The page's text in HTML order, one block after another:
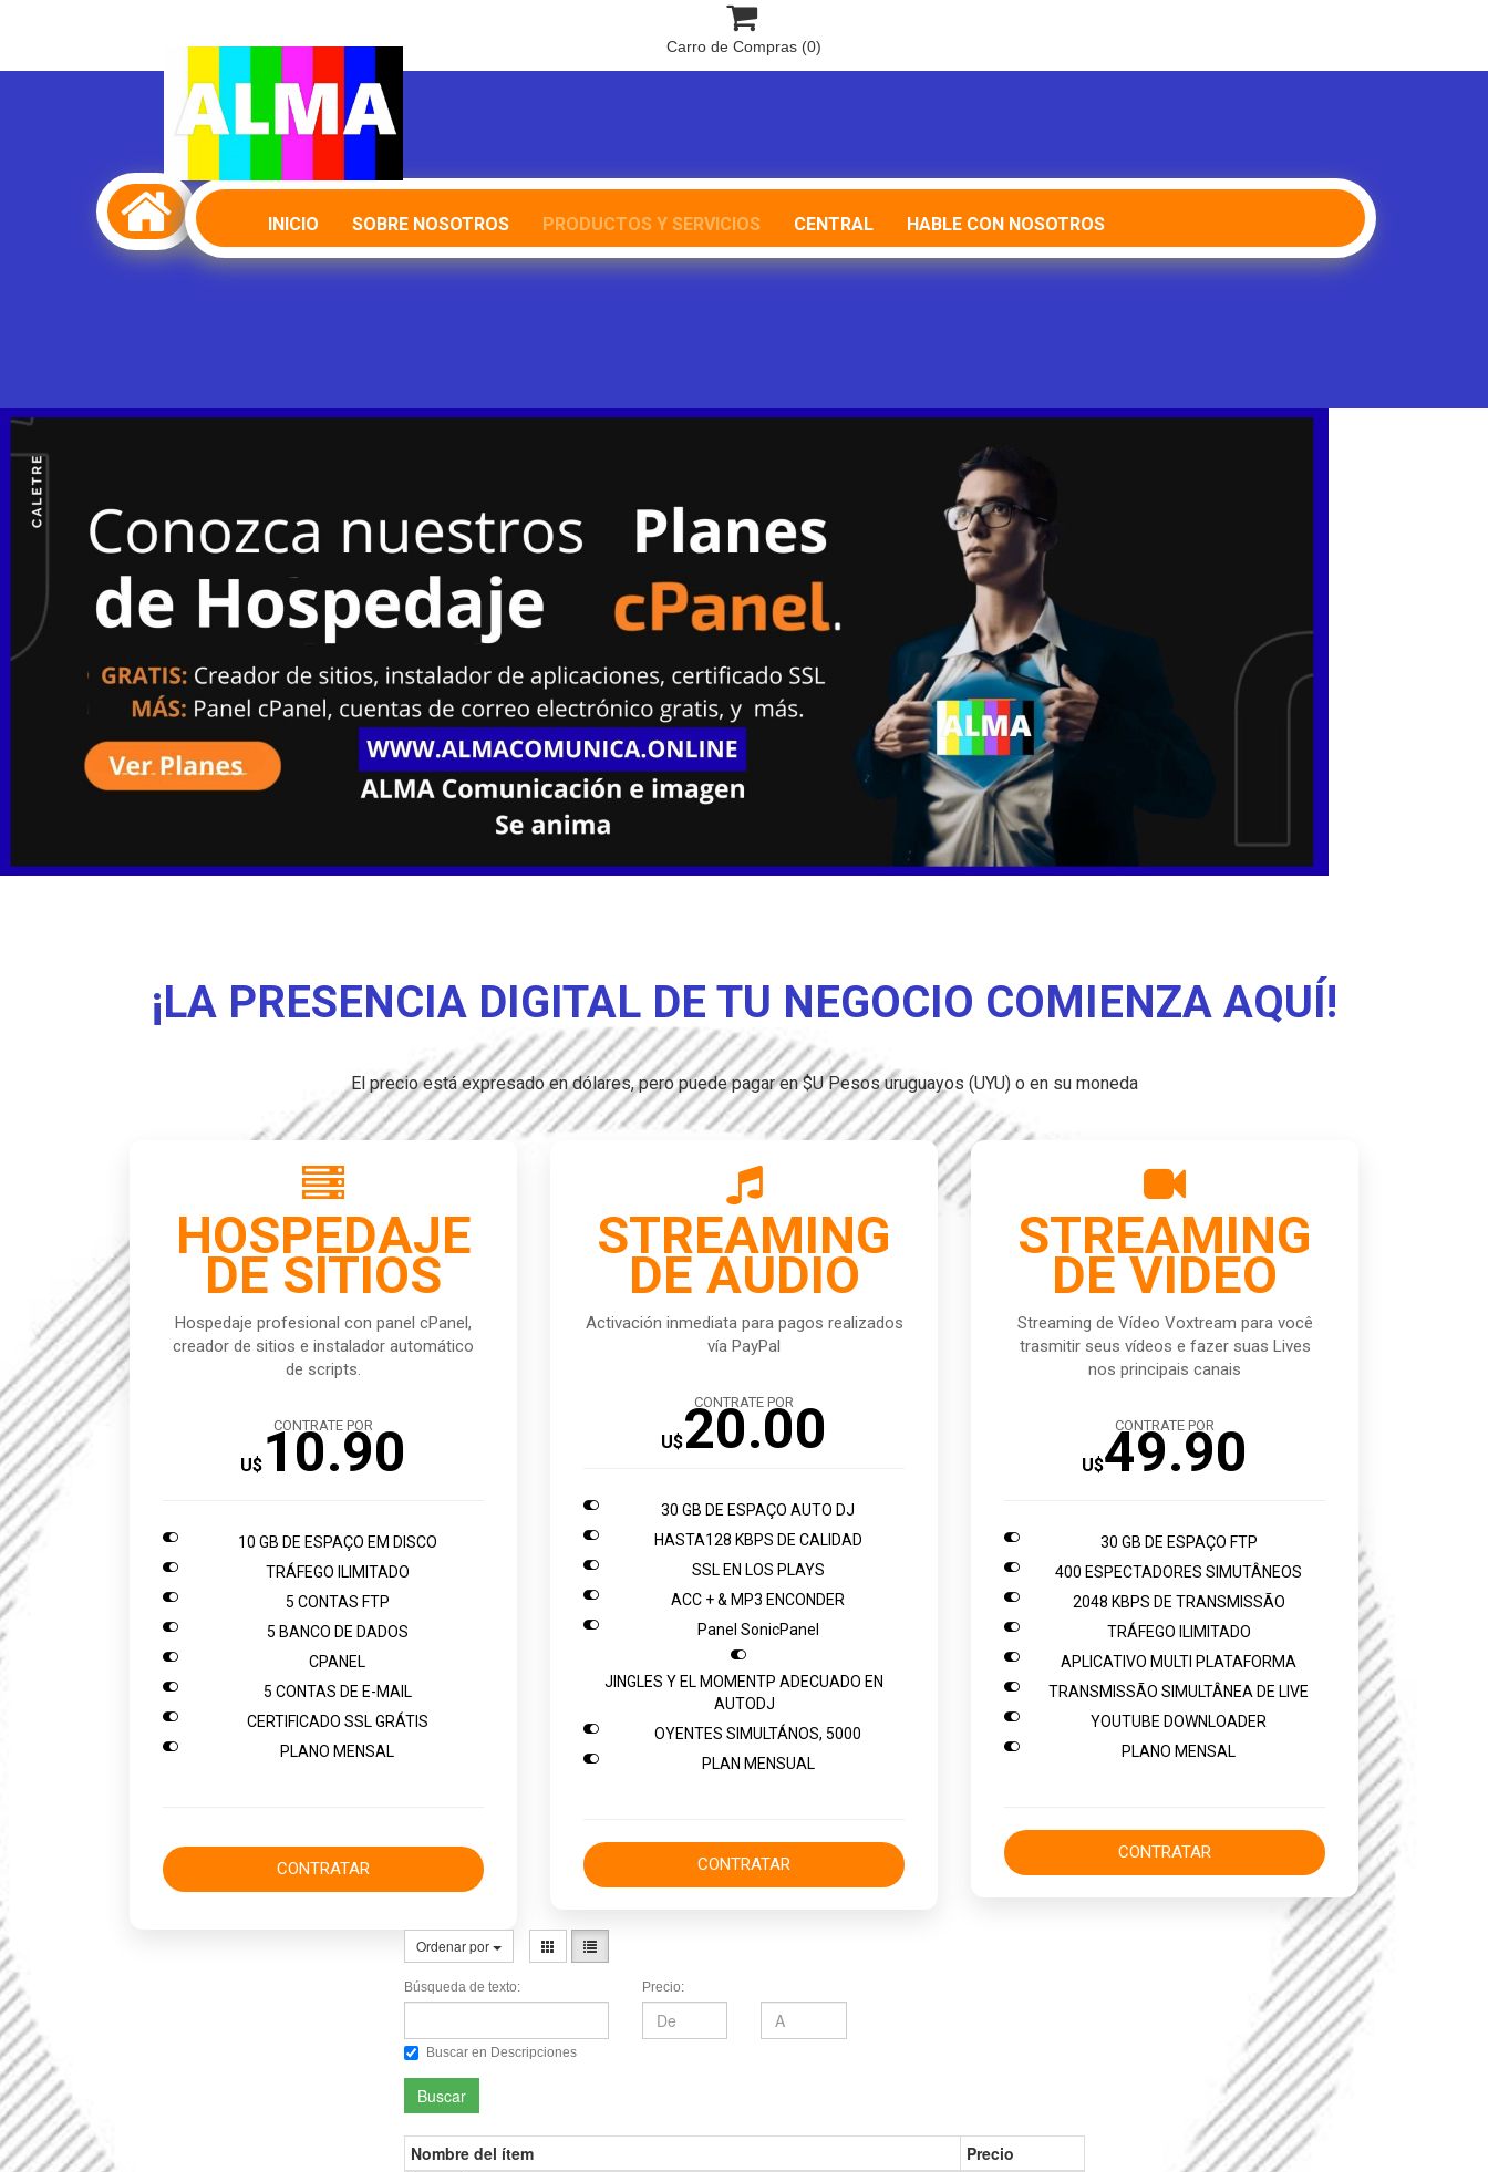

Carro de Compras (0)
 INICIO SOBRE NOSOTROS PRODUCTOS Y SERVICIOS CENTRAL HABLE CON NOSOTROS
¡LA PRESENCIA DIGITAL DE TU NEGOCIO COMIENZA AQUÍ!
El precio está expresado en dólares, pero puede pagar en $U Pesos uruguayos (UYU) o en su moneda

HOSPEDAJE
DE SITIOS
Hospedaje profesional con panel cPanel,
creador de sitios e instalador automático
de scripts.
CONTRATE POR
U$ 10.90
 10 GB DE ESPAÇO EM DISCO
 TRÁFEGO ILIMITADO
 5 CONTAS FTP
 5 BANCO DE DADOS
 CPANEL
 5 CONTAS DE E-MAIL
 CERTIFICADO SSL GRÁTIS
 PLANO MENSAL
CONTRATAR

STREAMING
DE AUDIO
Activación inmediata para pagos realizados
vía PayPal
CONTRATE POR
U$20.00
 30 GB DE ESPAÇO AUTO DJ
 HASTA128 KBPS DE CALIDAD
 SSL EN LOS PLAYS
 ACC + & MP3 ENCONDER
 Panel SonicPanel

JINGLES Y EL MOMENTP ADECUADO EN
AUTODJ
 OYENTES SIMULTÁNOS, 5000
 PLAN MENSUAL
CONTRATAR

STREAMING
DE VIDEO
Streaming de Vídeo Voxtream para você
trasmitir seus vídeos e fazer suas Lives
nos principais canais
CONTRATE POR
U$49.90
 30 GB DE ESPAÇO FTP
 400 ESPECTADORES SIMUTÂNEOS
 2048 KBPS DE TRANSMISSÃO
 TRÁFEGO ILIMITADO
 APLICATIVO MULTI PLATAFORMA
 TRANSMISSÃO SIMULTÂNEA DE LIVE
 YOUTUBE DOWNLOADER
 PLANO MENSAL
CONTRATAR
Ordenar por
Búsqueda de texto:
Buscar en Descripciones
Precio:
Buscar
Nombre del ítem Precio